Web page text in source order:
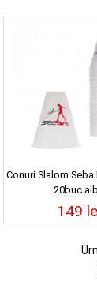
Conuri Slalom Seba
20buc
149